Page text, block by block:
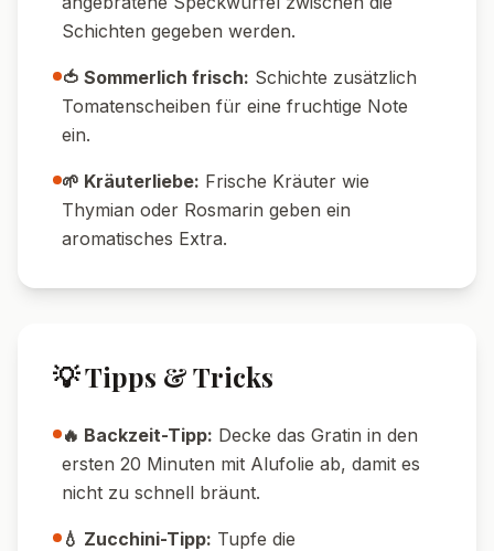
Schichten gegeben werden.
🍅 Sommerlich frisch: Schichte zusätzlich
Tomatenscheiben für eine fruchtige Note
ein.
🌱 Kräuterliebe: Frische Kräuter wie
Thymian oder Rosmarin geben ein
aromatisches Extra.
💡 Tipps & Tricks
🔥 Backzeit-Tipp: Decke das Gratin in den
ersten 20 Minuten mit Alufolie ab, damit es
nicht zu schnell bräunt.
💧 Zucchini-Tipp: Tupfe die